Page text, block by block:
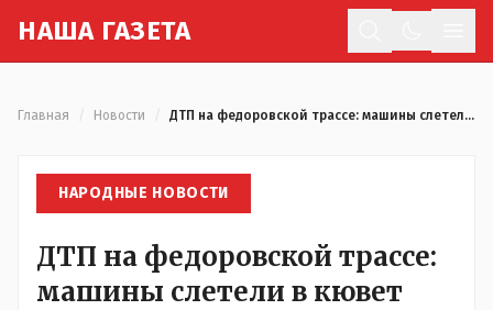
НАША ГАЗЕТА
Главная Новости ДТП на федоровской трассе: машины слетели в кювет
НАРОДНЫЕ НОВОСТИ
ДТП на федоровской трассе:
машины слетели в кювет